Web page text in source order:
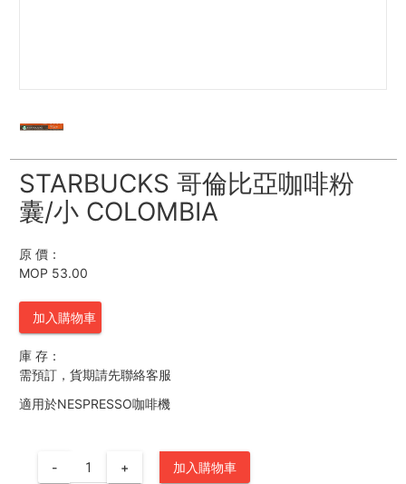
STARBUCKS 哥倫比亞咖啡粉
囊/小 COLOMBIA
原 價：
MOP 53.00
加入購物車
庫 存：
需預訂，貨期請先聯絡客服
適用於NESPRESSO咖啡機
- + 加入購物車